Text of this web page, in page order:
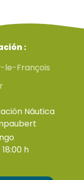
:
le-François
Náutica
h